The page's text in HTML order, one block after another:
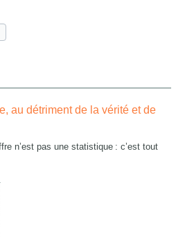
au détriment de la vérité et de
n’est pas une statistique : c’est tout